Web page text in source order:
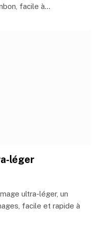
facile à…
léger
ultra-léger, un
facile et rapide à